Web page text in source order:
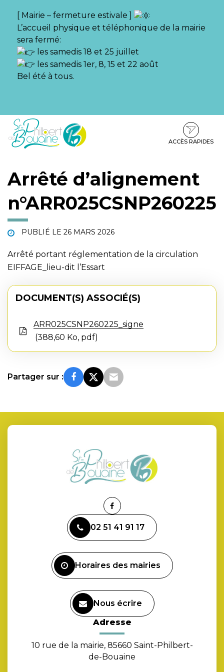
[ Mairie – fermeture estivale ]
L’accueil physique et téléphonique de la mairie
sera fermé:
les samedis 18 et 25 juillet
les samedis 1er, 8, 15 et 22 août
Bel été à tous.
Aller
Aller
contenu
Aller
pied
ACCÈS RAPIDES
Arrêté d’alignement
n°ARR025CSNP260225
PUBLIÉ LE 26 MARS 2026
Arrêté portant réglementation de la circulation
EIFFAGE_lieu-dit l’Essart
DOCUMENT(S) ASSOCIÉ(S)
ARR025CSNP260225_signe
388,60 Ko, pdf
Partager sur :
Lien
le
compte
02 51 41 91 17
Horaires des mairies
Nous écrire
Adresse
10 rue de la mairie, 85660 Saint-Philbert-
de-Bouaine